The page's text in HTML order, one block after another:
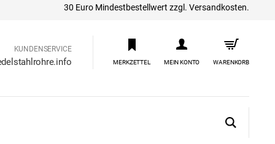
30 Euro Mindestbestellwert zzgl. Versandkosten.
KUNDENSERVICE
MERKZETTEL MEIN KONTO WARENKORB